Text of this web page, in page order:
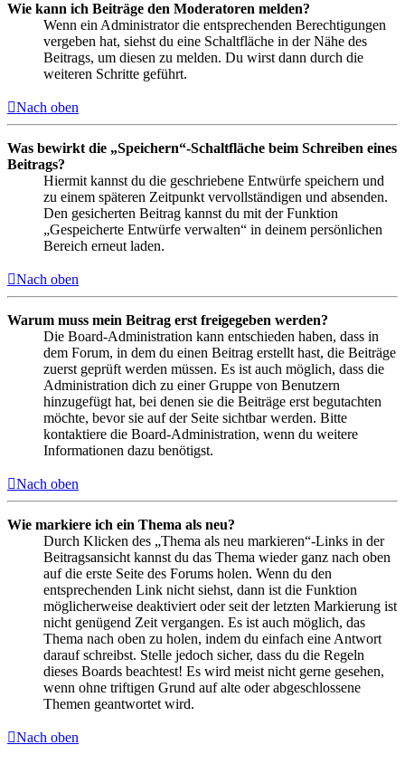
Wie kann ich Beiträge den Moderatoren melden?
Wenn ein Administrator die entsprechenden Berechtigungen
vergeben hat, siehst du eine Schaltfläche in der Nähe des
Beitrags, um diesen zu melden. Du wirst dann durch die
weiteren Schritte geführt.
Nach oben
Was bewirkt die „Speichern“-Schaltfläche beim Schreiben eines
Beitrags?
Hiermit kannst du die geschriebene Entwürfe speichern und
zu einem späteren Zeitpunkt vervollständigen und absenden.
Den gesicherten Beitrag kannst du mit der Funktion
„Gespeicherte Entwürfe verwalten“ in deinem persönlichen
Bereich erneut laden.
Nach oben
Warum muss mein Beitrag erst freigegeben werden?
Die Board-Administration kann entschieden haben, dass in
dem Forum, in dem du einen Beitrag erstellt hast, die Beiträge
zuerst geprüft werden müssen. Es ist auch möglich, dass die
Administration dich zu einer Gruppe von Benutzern
hinzugefügt hat, bei denen sie die Beiträge erst begutachten
möchte, bevor sie auf der Seite sichtbar werden. Bitte
kontaktiere die Board-Administration, wenn du weitere
Informationen dazu benötigst.
Nach oben
Wie markiere ich ein Thema als neu?
Durch Klicken des „Thema als neu markieren“-Links in der
Beitragsansicht kannst du das Thema wieder ganz nach oben
auf die erste Seite des Forums holen. Wenn du den
entsprechenden Link nicht siehst, dann ist die Funktion
möglicherweise deaktiviert oder seit der letzten Markierung ist
nicht genügend Zeit vergangen. Es ist auch möglich, das
Thema nach oben zu holen, indem du einfach eine Antwort
darauf schreibst. Stelle jedoch sicher, dass du die Regeln
dieses Boards beachtest! Es wird meist nicht gerne gesehen,
wenn ohne triftigen Grund auf alte oder abgeschlossene
Themen geantwortet wird.
Nach oben